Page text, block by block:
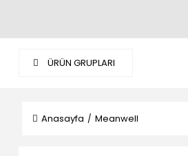
ÜRÜN GRUPLARI
Anasayfa Meanwell